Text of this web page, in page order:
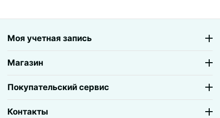
Моя учетная запись
Магазин
Покупательский сервис
Контакты